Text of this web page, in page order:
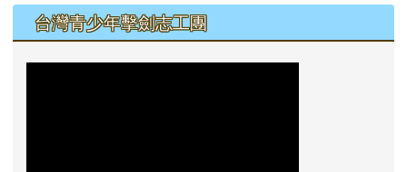
左邊區域內容
台灣青少年擊劍志工團